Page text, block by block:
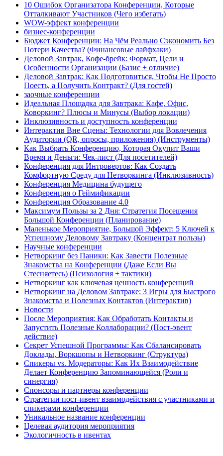
10 Ошибок Организатора Конференции, Которые
Отталкивают Участников (Чего избегать)
WOW-эффект конференции
бизнес-конференции
Бюджет Конференции: На Чём Реально Сэкономить Без
Потери Качества? (Финансовые лайфхаки)
Деловой Завтрак, Кофе-брейк: Формат, Цели и
Особенности Организации (Базис + отличие)
Деловой Завтрак: Как Подготовиться, Чтобы Не Просто
Поесть, а Получить Контракт? (Для гостей)
заочные конференции
Идеальная Площадка для Завтрака: Кафе, Офис,
Коворкинг? Плюсы и Минусы (Выбор локации)
Инклюзивность и доступность конференции
Интерактив Вне Сцены: Технологии для Вовлечения
Аудитории (QR, опросы, приложения) (Инструменты)
Как Выбрать Конференцию, Которая Окупит Ваши
Время и Деньги: Чек-лист (Для посетителей)
Конференция для Интровертов: Как Создать
Комфортную Среду для Нетворкинга (Инклюзивность)
Конференция Медицина будущего
Конференция о Геймификации
Конференция Образование 4.0
Максимум Пользы за 2 Дня: Стратегия Посещения
Большой Конференции (Планирование)
Маленькое Мероприятие, Большой Эффект: 5 Ключей к
Успешному Деловому Завтраку (Концентрат пользы)
Научные конференции
Нетворкинг без Паники: Как Завести Полезные
Знакомства на Конференции (Даже Если Вы
Стесняетесь) (Психология + тактики)
Нетворкинг как ключевая ценность конференций
Нетворкинг на Деловом Завтраке: 3 Игры для Быстрого
Знакомства и Полезных Контактов (Интерактив)
Новости
После Мероприятия: Как Обработать Контакты и
Запустить Полезные Коллаборации? (Пост-эвент
действие)
Секрет Успешной Программы: Как Сбалансировать
Доклады, Воркшопы и Нетворкинг (Структура)
Спикеры vs. Модераторы: Как Их Взаимодействие
Делает Конференцию Запоминающейся (Роли и
синергия)
Спонсоры и партнеры конференции
Стратегии пост-ивент взаимодействия с участниками и
спикерами конференции
Уникальное название конференции
Целевая аудитория мероприятия
Экологичность в ивентах